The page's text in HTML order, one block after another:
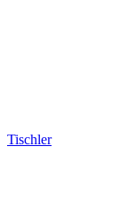
Tischler